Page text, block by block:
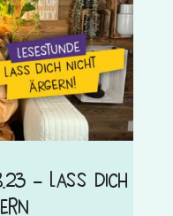
– Lass dich